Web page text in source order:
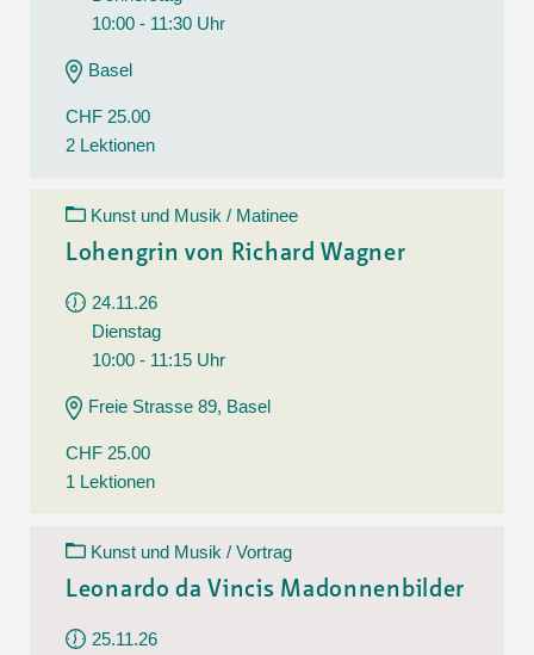
10:00 - 11:30 Uhr
Basel
CHF 25.00
2 Lektionen
Kunst und Musik / Matinee
Lohengrin von Richard Wagner
24.11.26
Dienstag
10:00 - 11:15 Uhr
Freie Strasse 89, Basel
CHF 25.00
1 Lektionen
Kunst und Musik / Vortrag
Leonardo da Vincis Madonnenbilder
25.11.26